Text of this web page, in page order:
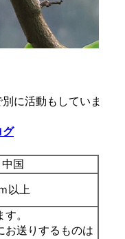
に活動もしていま
グ
国
以上
。
お送りするものは